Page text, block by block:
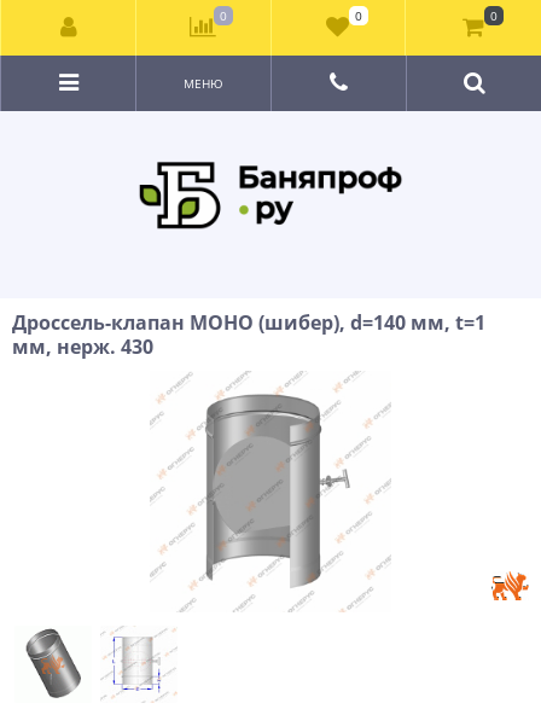
МЕНЮ
Дроссель-клапан МОНО (шибер), d=140 мм, t=1
мм, нерж. 430
0 0 0